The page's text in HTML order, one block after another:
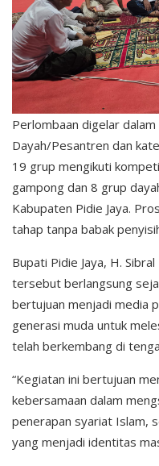
Perlombaan digelar
Dayah/Pesantren dan
19 grup mengikuti
gampong dan 8 grup
Kabupaten Pidie Jaya.
tahap tanpa babak
Bupati Pidie Jaya, H.
tersebut berlangsung
bertujuan menjadi media
generasi muda untuk
telah berkembang di
“Kegiatan ini bertujuan
kebersamaan dalam
penerapan syariat Islam,
yang menjadi identitas